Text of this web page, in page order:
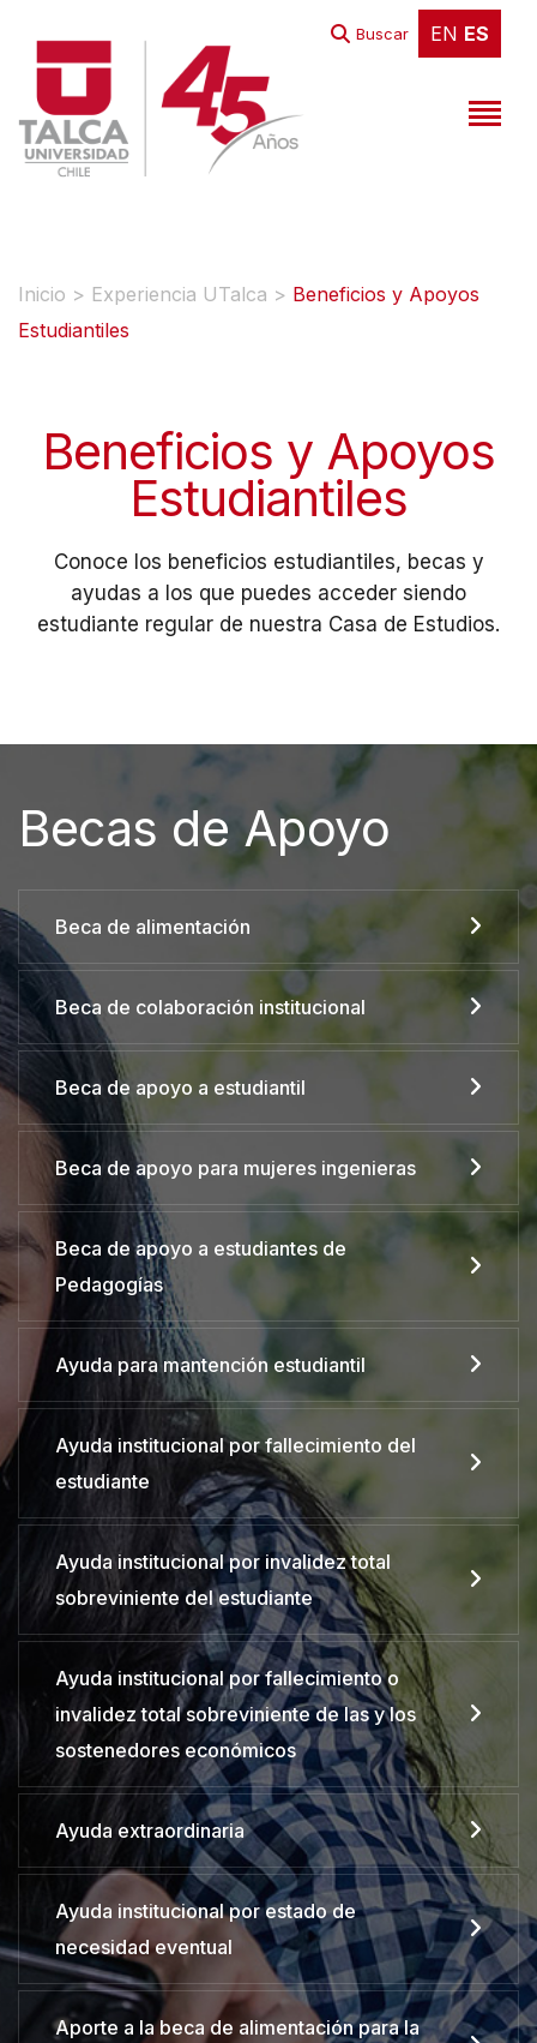
EN ES
Buscar EN ES
Inicio > Experiencia UTalca > Beneficios y Apoyos
Estudiantiles
Beneficios y Apoyos
Estudiantiles
Conoce los beneficios estudiantiles, becas y
ayudas a los que puedes acceder siendo
estudiante regular de nuestra Casa de Estudios.
Becas de Apoyo
Beca de alimentación
Beca de colaboración institucional
Beca de apoyo a estudiantil
Beca de apoyo para mujeres ingenieras
Beca de apoyo a estudiantes de
Pedagogías
Ayuda para mantención estudiantil
Ayuda institucional por fallecimiento del
estudiante
Ayuda institucional por invalidez total
sobreviniente del estudiante
Ayuda institucional por fallecimiento o
invalidez total sobreviniente de las y los
sostenedores económicos
Ayuda extraordinaria
Ayuda institucional por estado de
necesidad eventual
Aporte a la beca de alimentación para la